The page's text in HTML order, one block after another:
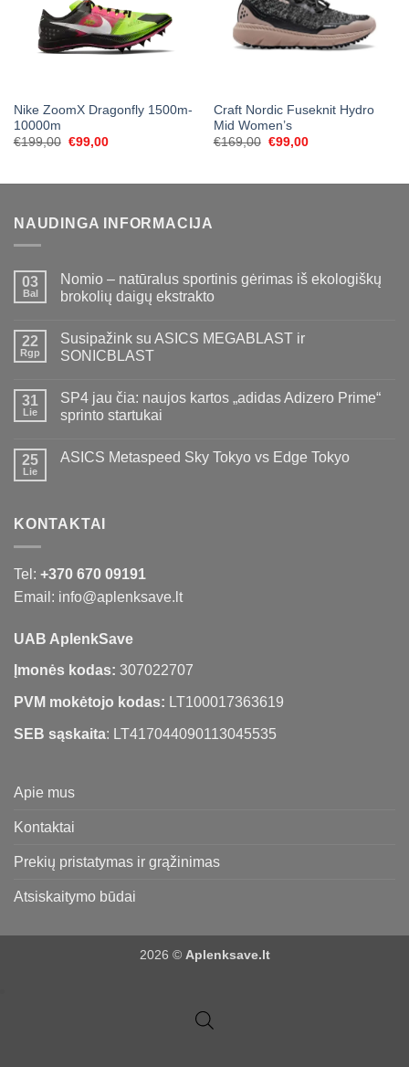
Nike ZoomX Dragonfly 1500m-
10000m
€199,00 Original
€99,00Current
Craft Nordic Fuseknit Hydro
Mid Women’s
€169,00 Original
€99,00Current
NAUDINGA INFORMACIJA
03
Bal
Nomio – natūralus sportinis gėrimas iš ekologiškų
brokolių daigų ekstrakto
22
Rgp
Susipažink su ASICS MEGABLAST ir
SONICBLAST
31
Lie
SP4 jau čia: naujos kartos „adidas Adizero Prime“
sprinto startukai
25
Lie
ASICS Metaspeed Sky Tokyo vs Edge Tokyo
KONTAKTAI
Tel: +370 670 09191
Email: info@aplenksave.lt
UAB AplenkSave
Įmonės kodas: 307022707
PVM mokėtojo kodas: LT100017363619
SEB sąskaita: LT417044090113045535
Apie mus
Kontaktai
Prekių pristatymas ir grąžinimas
Atsiskaitymo būdai
2026 © Aplenksave.lt